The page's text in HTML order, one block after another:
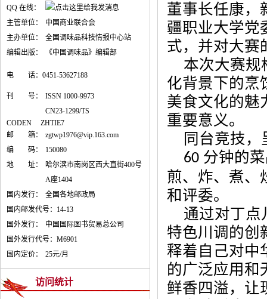
董事长任康，
疆职业大学党
式，并对大赛
本次大赛规
化背景下的烹
美食文化的魅
重要意义。
同台竞技
60 分钟的
煎、炸、煮、
和评委。
通过对丁点
特色川调的创
释着自己对中
的广泛应用和
鲜香四溢，让
QQ 在线：
主管单位：
中国商业联合会
主办单位：
全国调味品科技情报中心站
编辑出版：
《中国调味品》编辑部
电 话：0451-53627188
刊 号：
ISSN 1000-9973
CN23-1299/TS
CODEN ZHTIE7
邮 箱：
zgtwp1976@vip.163.com
编 码：
150080
地 址：
哈尔滨市南岗区西大直街400号
A座1404
国内发行：
全国各地邮政局
国内邮发代号： 14-13
国外发行：
中国国际图书贸易总公司
国外发行代号： M6901
国内定价：
25元/月
访问统计